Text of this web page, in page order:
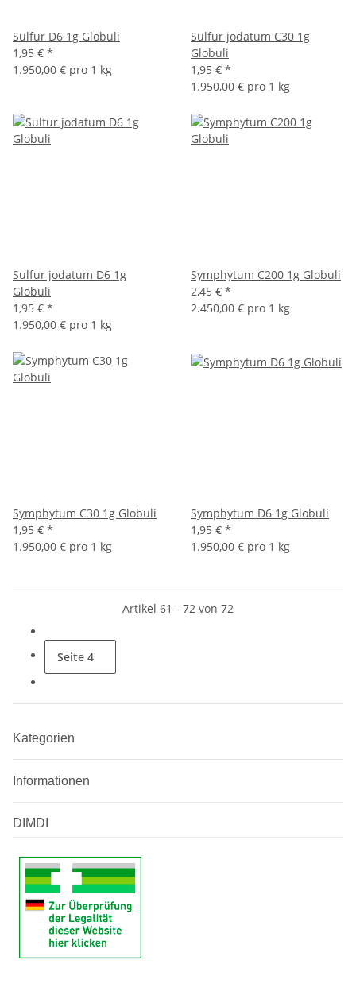
Sulfur D6 1g Globuli
1,95 € *
1.950,00 € pro 1 kg
Sulfur jodatum C30 1g
Globuli
1,95 € *
1.950,00 € pro 1 kg
Sulfur jodatum D6 1g
Globuli
1,95 € *
1.950,00 € pro 1 kg
Symphytum C200 1g Globuli
2,45 € *
2.450,00 € pro 1 kg
Symphytum C30 1g Globuli
1,95 € *
1.950,00 € pro 1 kg
Symphytum D6 1g Globuli
1,95 € *
1.950,00 € pro 1 kg
Artikel 61 - 72 von 72
Seite 4
Kategorien
Informationen
DIMDI